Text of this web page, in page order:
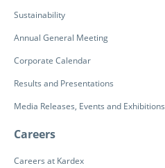
Sustainability
Annual General Meeting
Corporate Calendar
Results and Presentations
Media Releases, Events and Exhibitions
Careers
Careers at Kardex